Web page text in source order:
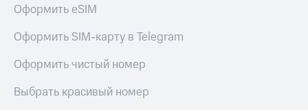
Оформить eSIM
Оформить SIM-карту в Telegram
Оформить чистый номер
Выбрать красивый номер